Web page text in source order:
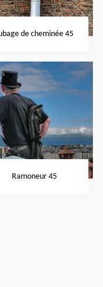
de cheminée 45
Ramoneur 45